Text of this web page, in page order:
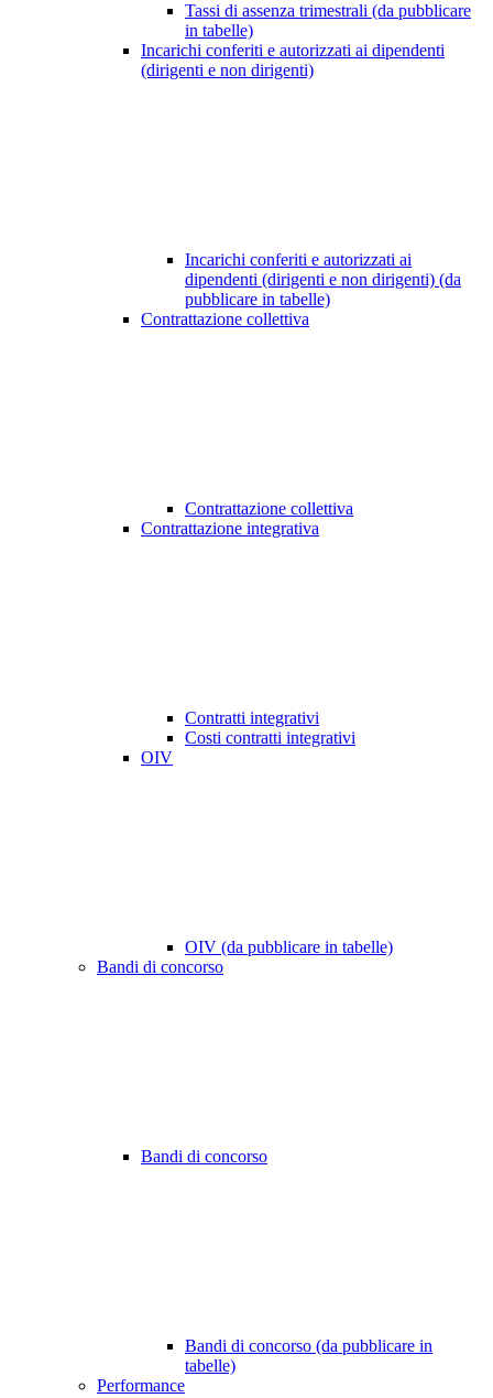
Tassi di assenza trimestrali (da pubblicare
in tabelle)
Incarichi conferiti e autorizzati ai dipendenti
(dirigenti e non dirigenti)
Incarichi conferiti e autorizzati ai
dipendenti (dirigenti e non dirigenti) (da
pubblicare in tabelle)
Contrattazione collettiva
Contrattazione collettiva
Contrattazione integrativa
Contratti integrativi
Costi contratti integrativi
OIV
OIV (da pubblicare in tabelle)
Bandi di concorso
Bandi di concorso
Bandi di concorso (da pubblicare in
tabelle)
Performance